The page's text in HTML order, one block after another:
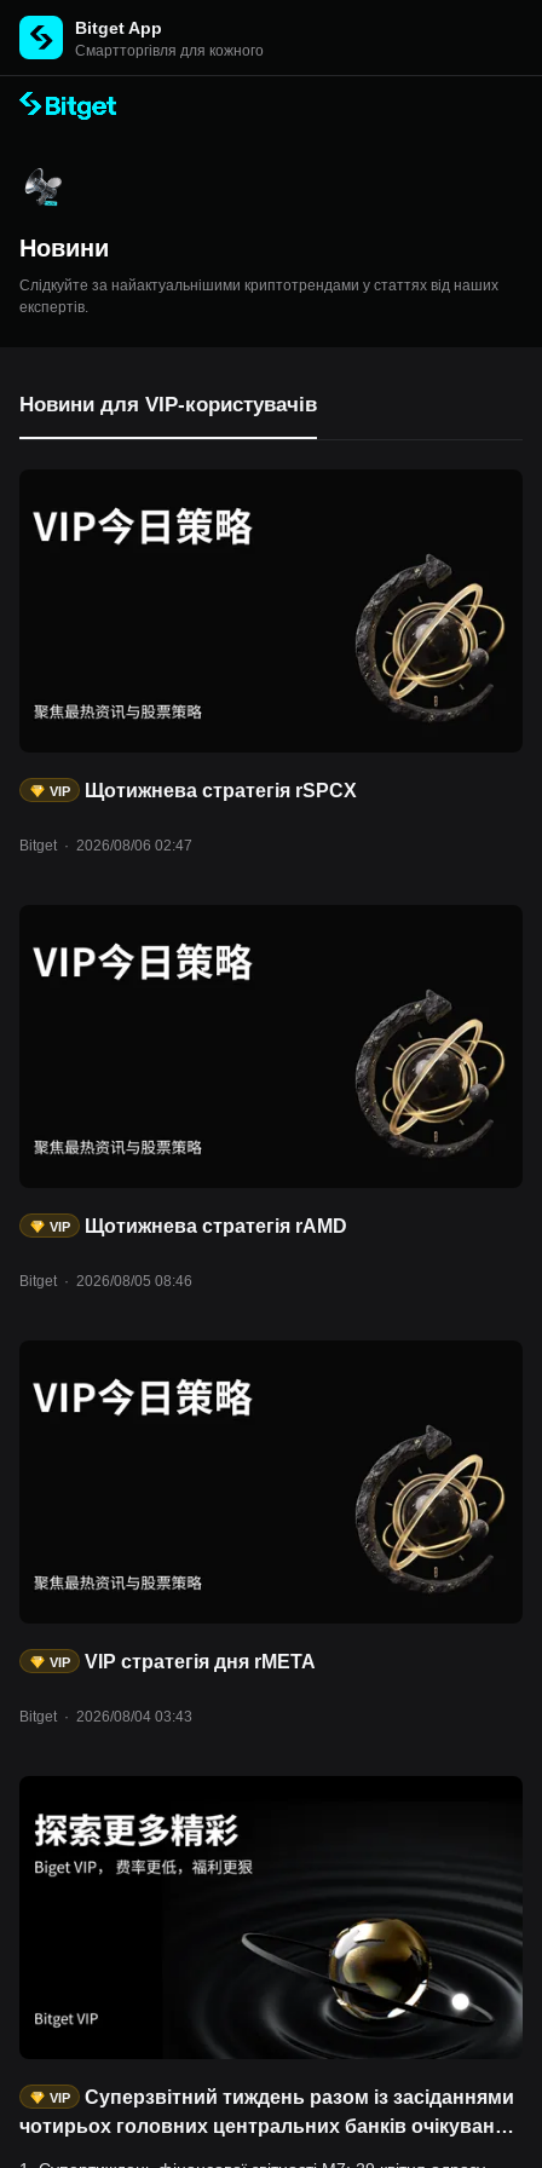
Bitget App
Cмартторгівля для кожного
Новини
Слідкуйте за найактуальнішими криптотрендами у статтях від наших
експертів.
Новини для VIP-користувачів
VIP Щотижнева стратегія rSPCX
Bitget · 2026/08/06 02:47
VIP Щотижнева стратегія rAMD
Bitget · 2026/08/05 08:46
VIP VIP стратегія дня rMETA
Bitget · 2026/08/04 03:43
VIP
Суперзвітний тиждень разом із засіданнями
чотирьох головних центральних банків очікувано